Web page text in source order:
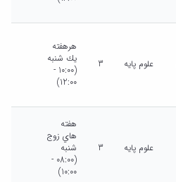
علوم پایه 3
هرهفته
يك شنبه
(10:00 -
12:00)
علوم پایه 3
هفته
هاي زوج
شنبه
(08:00 -
10:00)